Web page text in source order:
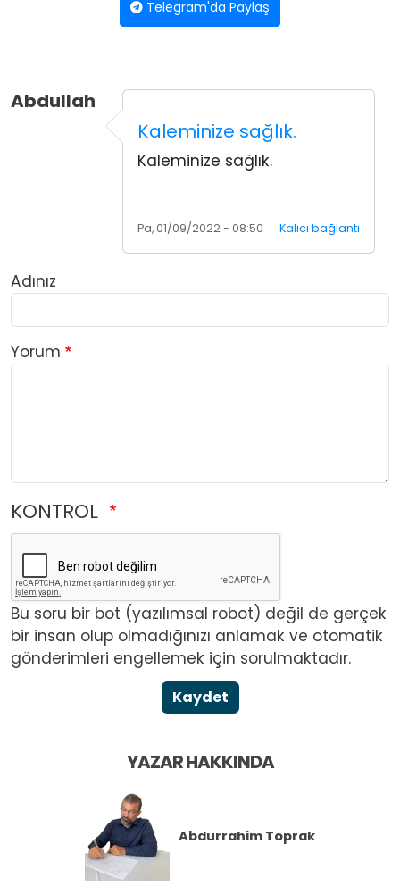
Telegram'da Paylaş
Abdullah
Kaleminize sağlık.
Kaleminize sağlık.
Pa, 01/09/2022 - 08:50 Kalıcı bağlantı
Adınız
Yorum
KONTROL
Bu soru bir bot (yazılımsal robot) değil de gerçek
bir insan olup olmadığınızı anlamak ve otomatik
gönderimleri engellemek için sorulmaktadır.
Kaydet
YAZAR HAKKINDA
Abdurrahim Toprak